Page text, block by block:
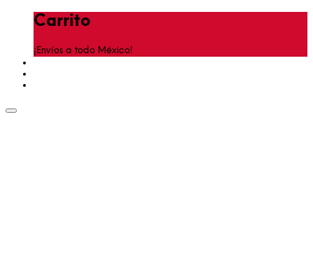
Carrito
¡Envíos a todo México!